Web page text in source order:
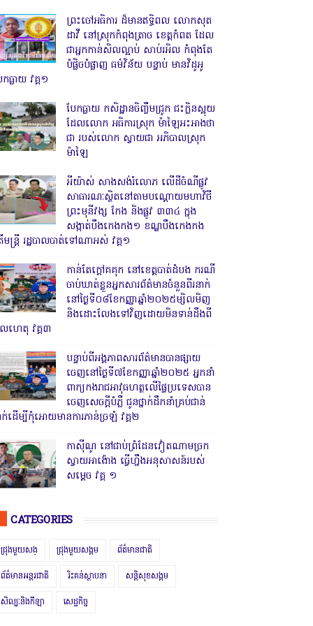
ព្រះចៅអធិការ ដ៏មានឥទ្ធិពល លោកសុត
ដាវី នៅស្រុកកំពុងត្រាច ខេត្តកំពត ដែល
ជាអ្នកកាន់សិលល្អាប់ សាប់រអិល កំពុងតែ
បំផ្លិចបំផ្លាញ ធម៌វិន័យ បន្ទាប់ មានវិដូអូ
កធ្លាយ វគ្គ១
បែកធ្លាយ កសិដ្ឋានចិញ្ចឹមជ្រូក ជះក្លិនស្អុយ
ដែលលោក អធិការស្រុក ម៉ាឡៃអះអាងថា
ជា របស់លោក ស្វាយជា អភិបាលស្រុក
ម៉ាឡៃ
អីយ៉ាស់ សាងសង់រំលោភ លើដីចំណីផ្លូវ
សាធារណៈស្ថិតនៅតាមបណ្ដោយមហាវិថី
ព្រះមុនីវង្ស កែង និងផ្លូវ ៣៣៤ ក្នុង
សង្កាត់បឹងកេងកង១ ខណ្ឌបឹងកេងកង
មន្ត្រី រដ្ឋបាលបាត់ទៅណាអស់ វគ្គ១
កាន់តែក្តៅគគុក នៅខេត្តបាត់ដំបង ករណី
ចាប់ឃាត់ខ្លួនអ្នកសារព័ត៌មានចំនួនពីរនាក់
នៅថ្ងៃទី០៨ខែកញ្ញាឆ្នាំ២០២៥ម្សិលមិញ
និងដោះលែងទៅវិញដោយមិនទាន់ដឹងពី
ហេតុ វគ្គ៣
បន្ទាប់ពីអង្គភាពសារព័ត៌មានបានផ្សាយ
ចេញនៅថ្ងៃទី៧ខែកញ្ញាឆ្នាំ២០២៥ អ្នកនាំ
ពាក្យកងរាជអាវុធហត្ថលើផ្ទៃប្រទេសបាន
ចេញសេចក្តីបំភ្លឺ ជូនថ្នាក់ដឹកនាំគ្រប់ជាន់
ាក់ដើម្បីកុំអោយមានការភាន់ច្រឡំ វគ្គ២
កាសុីណូ នៅជាប់ព្រំដែនវៀតណាមច្រក
ស្វាយអាង៉ោង ធ្វើហ្នឹងអនុសាសន៍របស់
សម្ដេច វគ្គ ១
CATEGORIES
ជ្រុងមួយសង្ ជ្រុងមួយសង្គម ព័ត៌មានជាតិ
ព័ត៌មានអន្តរជាតិ រិះគន់ស្ថាបនា សន្តិសុខសង្គម
សិល្បៈនិងកីឡា សេដ្ឋកិច្ច